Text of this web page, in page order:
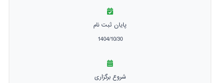
پایان ثبت نام
1404/10/30
شروع برگزاری